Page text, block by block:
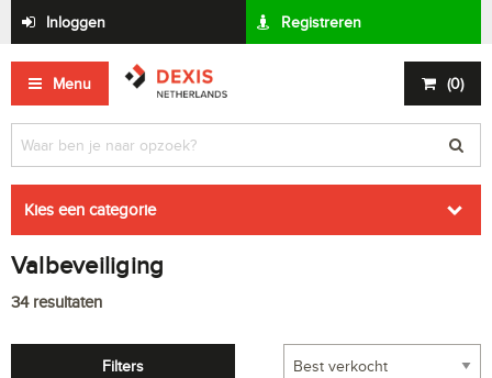
Inloggen Registreren
Menu (0)
Kies een categorie
Valbeveiliging
34resultaten
Filters